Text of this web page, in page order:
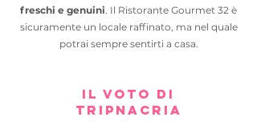
IL VOTO DI
TRIPNACRIA
freschi e genuini. Il Ristorante Gourmet 32 è
sicuramente un locale raffinato, ma nel quale
potrai sempre sentirti a casa.